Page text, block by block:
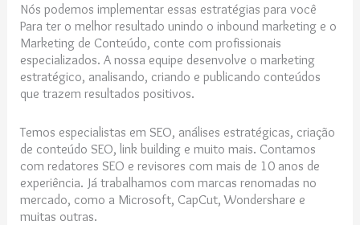
Nós podemos implementar essas estratégias para você
Para ter o melhor resultado unindo o inbound marketing e o
Marketing de Conteúdo, conte com profissionais
especializados. A nossa equipe desenvolve o marketing
estratégico, analisando, criando e publicando conteúdos
que trazem resultados positivos.
Temos especialistas em SEO, análises estratégicas, criação
de conteúdo SEO, link building e muito mais. Contamos
com redatores SEO e revisores com mais de 10 anos de
experiência. Já trabalhamos com marcas renomadas no
mercado, como a Microsoft, CapCut, Wondershare e
muitas outras.